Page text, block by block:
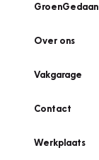
GroenGedaan
Over ons
Vakgarage
Contact
Werkplaats